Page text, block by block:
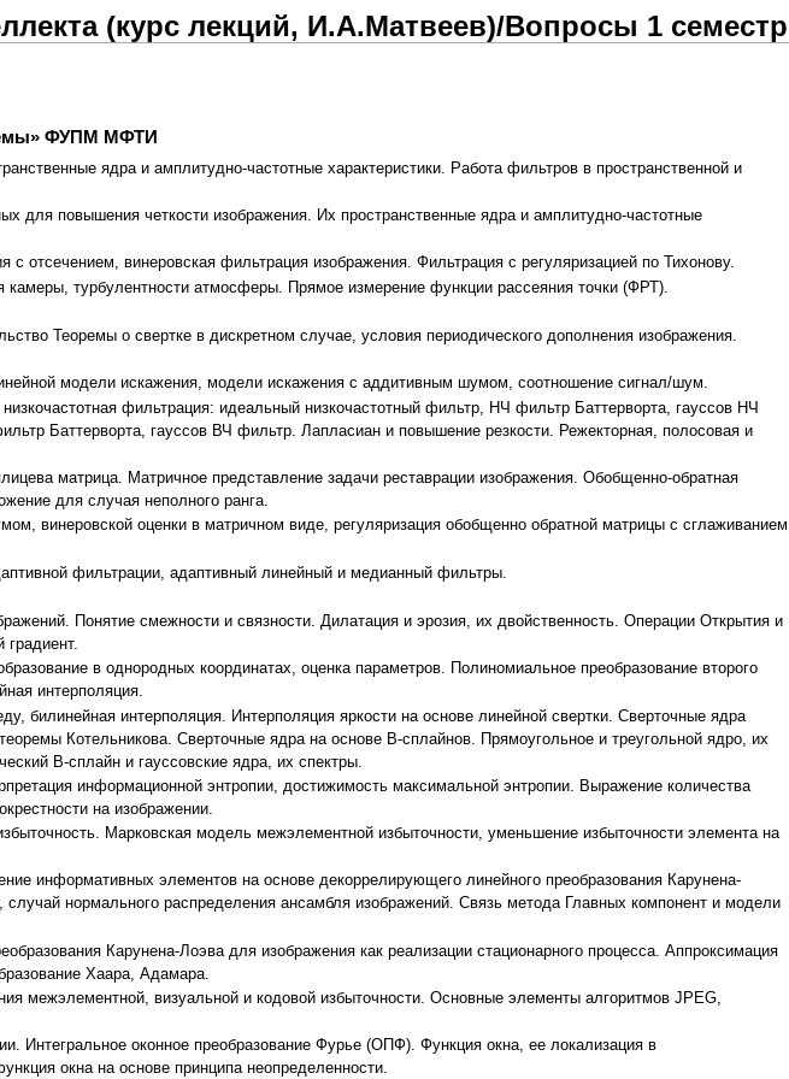
(курс лекций, И.А.Матвеев)/Вопросы 1 семестр
ФУПМ МФТИ
ядра и амплитудно-частотные характеристики. Работа фильтров в пространственной и
для повышения четкости изображения. Их пространственные ядра и амплитудно-частотные
отсечением, винеровская фильтрация изображения. Фильтрация с регуляризацией по Тихонову.
турбулентности атмосферы. Прямое измерение функции рассеяния точки (ФРТ).
Теоремы о свертке в дискретном случае, условия периодического дополнения изображения.
модели искажения, модели искажения с аддитивным шумом, соотношение сигнал/шум.
фильтрация: идеальный низкочастотный фильтр, НЧ фильтр Баттерворта, гауссов НЧ
Баттерворта, гауссов ВЧ фильтр. Лапласиан и повышение резкости. Режекторная, полосовая и
матрица. Матричное представление задачи реставрации изображения. Обобщенно-обратная
для случая неполного ранга.
винеровской оценки в матричном виде, регуляризация обобщенно обратной матрицы с сглаживанием
фильтрации, адаптивный линейный и медианный фильтры.
Понятие смежности и связности. Дилатация и эрозия, их двойственность. Операции Открытия и
в однородных координатах, оценка параметров. Полиномиальное преобразование второго
интерполяция.
билинейная интерполяция. Интерполяция яркости на основе линейной свертки. Сверточные ядра
Котельникова. Сверточные ядра на основе В-cплайнов. Прямоугольное и треугольной ядро, их
B-сплайн и гауссовские ядра, их спектры.
информационной энтропии, достижимость максимальной энтропии. Выражение количества
на изображении.
Марковская модель межэлементной избыточности, уменьшение избыточности элемента на
информативных элементов на основе декоррелирующего линейного преобразования Карунена-
нормального распределения ансамбля изображений. Связь метода Главных компонент и модели
Карунена-Лоэва для изображения как реализации стационарного процесса. Аппроксимация
Хаара, Адамара.
межэлементной, визуальной и кодовой избыточности. Основные элементы алгоритмов JPEG,
Интегральное оконное преобразование Фурье (ОПФ). Функция окна, ее локализация в
окна на основе принципа неопределенности.